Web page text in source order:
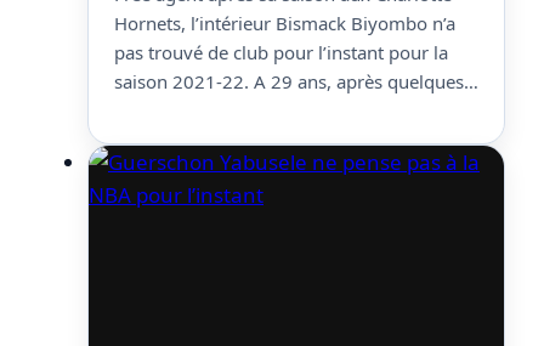
Hornets, l’intérieur Bismack Biyombo n’a
pas trouvé de club pour l’instant pour la
saison 2021-22. A 29 ans, après quelques
une autre aventure, en Europe. En tout cas
il y aurait au moins une grosse écurie
européenne qui aimerait le récupérer